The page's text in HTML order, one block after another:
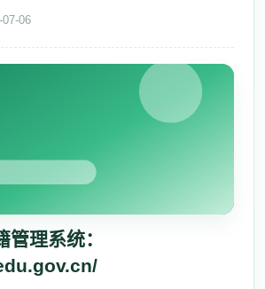
理系统
index/index.php 用
07-06
理系统：